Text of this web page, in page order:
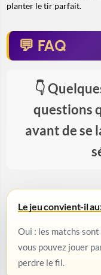
planter le tir parfait.
FAQ
questions
avant de se
Le jeu convient-il
Oui : les matchs
vous pouvez jouer
perdre le fil.